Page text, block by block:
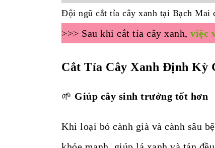
Đội ngũ cắt tỉa cây xanh tại Bạch Mai
>>> Sau khi cắt tỉa cây xanh, việc
Cắt Tỉa Cây Xanh Định Kỳ
🌱 Giúp cây sinh trưởng tốt hơn
Khi loại bỏ cành già và cành sâu